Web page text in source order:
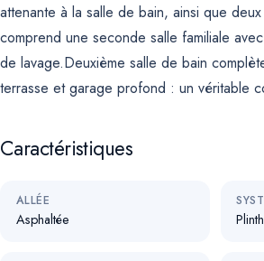
attenante à la salle de bain, ainsi que
comprend une seconde salle familiale
de lavage.Deuxième salle de bain
terrasse et garage profond : un véritable
Caractéristiques
ALLÉE
Asphaltée